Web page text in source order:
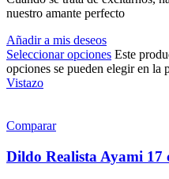
nuestro amante perfecto
Añadir a mis deseos
Seleccionar opciones Este
opciones se pueden elegir en la
Vistazo
Comparar
Dildo Realista Ayami 17